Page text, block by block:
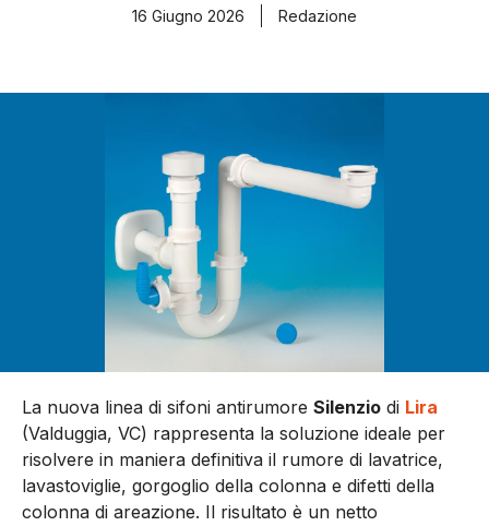
16 Giugno 2026
Redazione
La nuova linea di sifoni antirumore Silenzio di Lira
(Valduggia, VC) rappresenta la soluzione ideale per
risolvere in maniera definitiva il rumore di lavatrice,
lavastoviglie, gorgoglio della colonna e difetti della
colonna di areazione. Il risultato è un netto